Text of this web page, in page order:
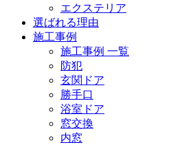
エクステリア
選ばれる理由
施工事例
施工事例 一覧
防犯
玄関ドア
勝手口
浴室ドア
窓交換
内窓